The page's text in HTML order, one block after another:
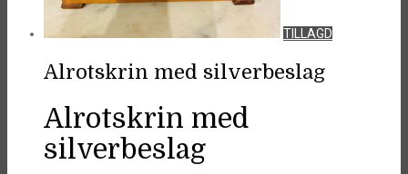
TILLAGD
Alrotskrin med silverbeslag
Alrotskrin med
silverbeslag